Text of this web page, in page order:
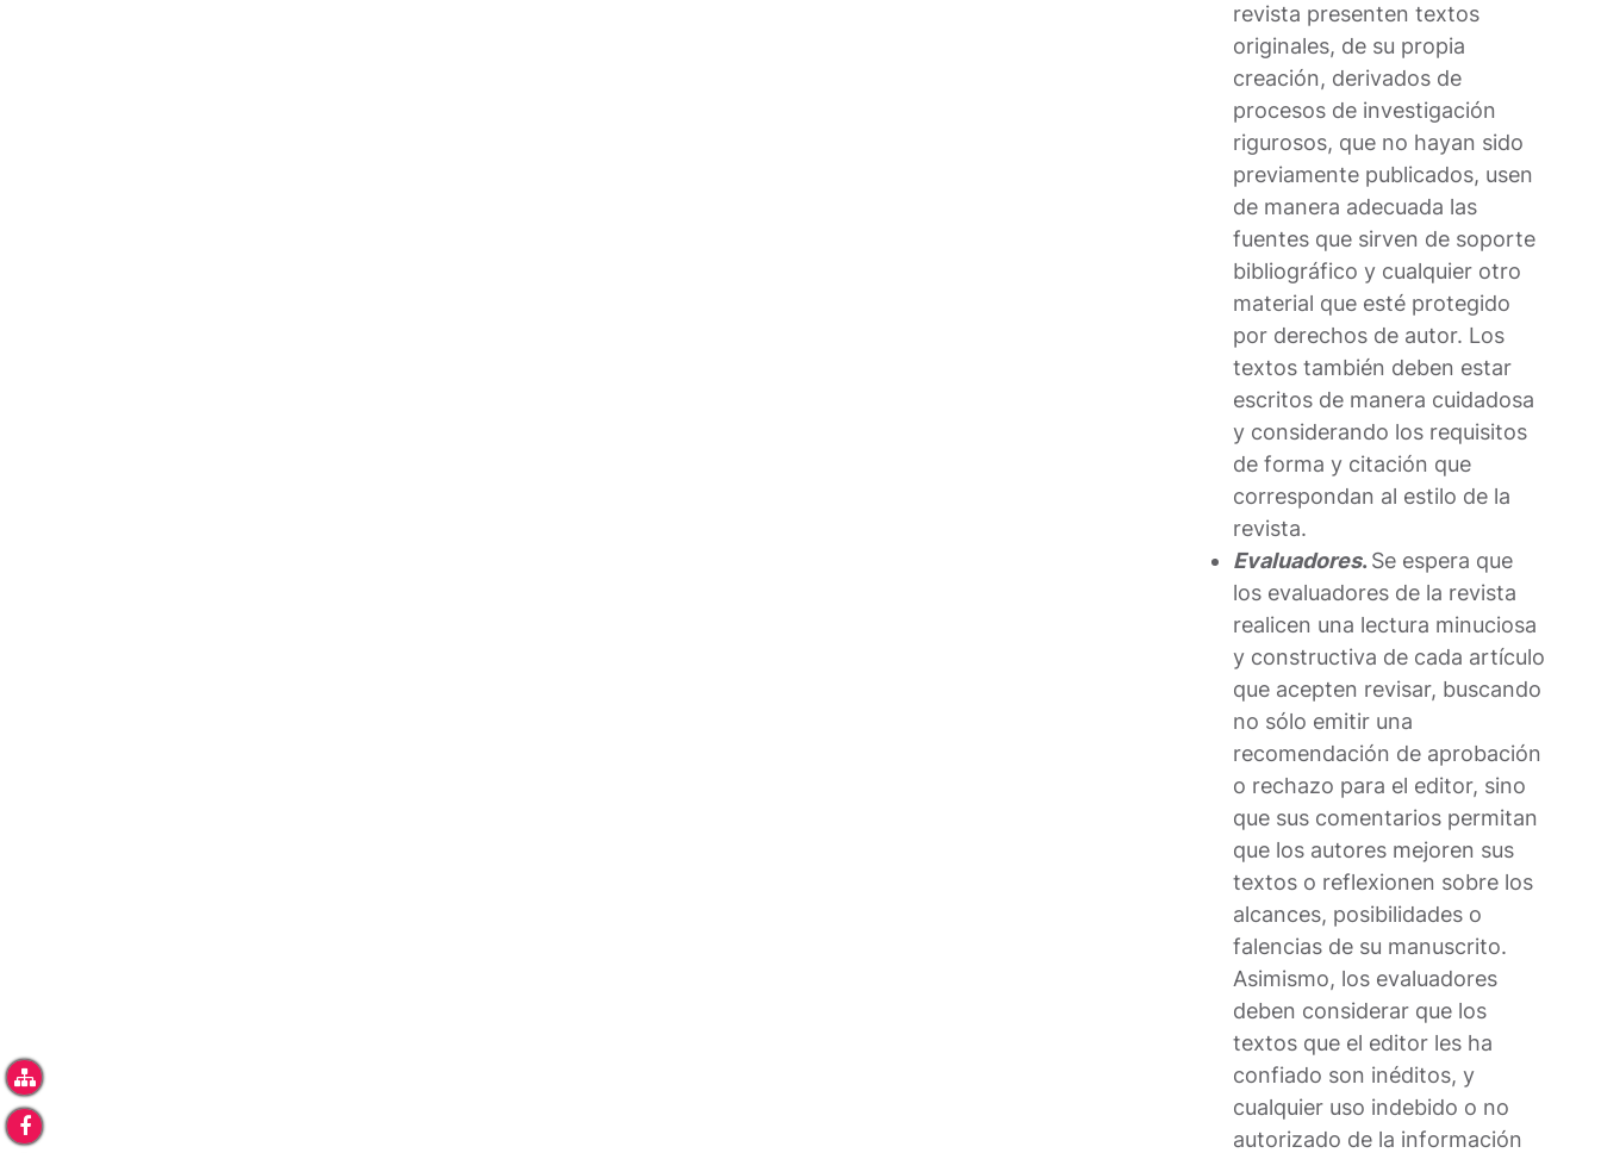
revista presenten textos
originales, de su propia
creación, derivados de
procesos de investigación
rigurosos, que no hayan sido
previamente publicados, usen
de manera adecuada las
fuentes que sirven de soporte
bibliográfico y cualquier otro
material que esté protegido
por derechos de autor. Los
textos también deben estar
escritos de manera cuidadosa
y considerando los requisitos
de forma y citación que
correspondan al estilo de la
revista.
Evaluadores.Se espera que
los evaluadores de la revista
realicen una lectura minuciosa
y constructiva de cada artículo
que acepten revisar, buscando
no sólo emitir una
recomendación de aprobación
o rechazo para el editor, sino
que sus comentarios permitan
que los autores mejoren sus
textos o reflexionen sobre los
alcances, posibilidades o
falencias de su manuscrito.
Asimismo, los evaluadores
deben considerar que los
textos que el editor les ha
confiado son inéditos, y
cualquier uso indebido o no
autorizado de la información